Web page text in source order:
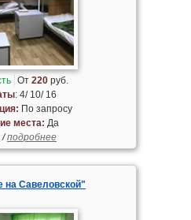
От220 руб.
: 4/ 10/ 16
По запросу
места: Да
/подробнее
на Савеловской"